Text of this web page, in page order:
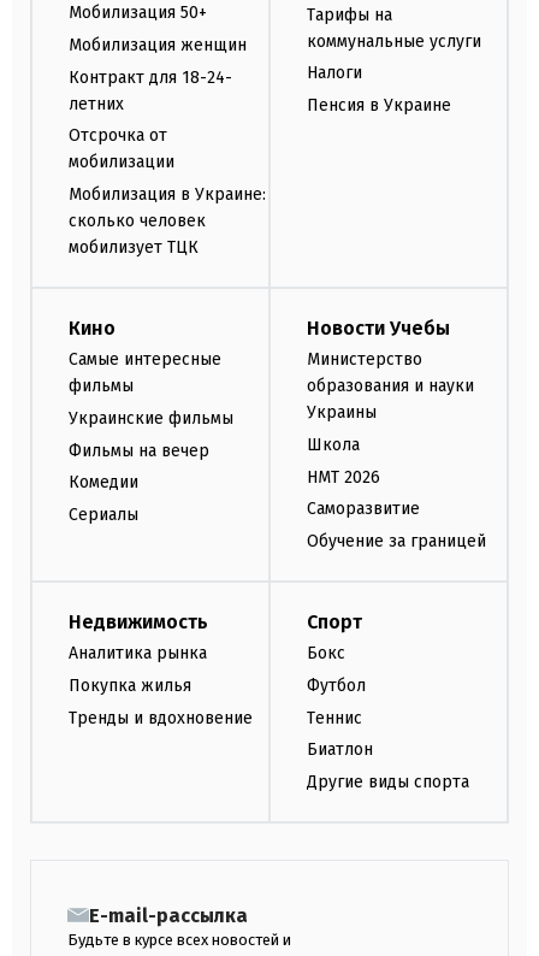
Мобилизация 50+
Мобилизация женщин
Контракт для 18-24-
летних
Отсрочка от
мобилизации
Мобилизация в Украине:
сколько человек
мобилизует ТЦК
Тарифы на
коммунальные услуги
Налоги
Пенсия в Украине
Кино
Самые интересные
фильмы
Украинские фильмы
Фильмы на вечер
Комедии
Сериалы
Новости Учебы
Министерство
образования и науки
Украины
Школа
НМТ 2026
Саморазвитие
Обучение за границей
Недвижимость
Аналитика рынка
Покупка жилья
Тренды и вдохновение
Спорт
Бокс
Футбол
Теннис
Биатлон
Другие виды спорта
E-mail-рассылка
Будьте в курсе всех новостей и